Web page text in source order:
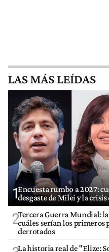
LAS MÁS LEÍDAS
1Encuesta rumbo a 2027:
desgaste de Milei y la
2Tercera Guerra Mundial:
cuáles serían los primeros
derrotados
La historia real de "Elize: